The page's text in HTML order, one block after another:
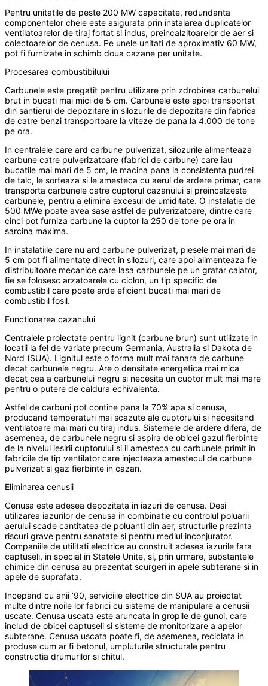
Pentru unitatile de peste 200 MW capacitate, redundanta
componentelor cheie este asigurata prin instalarea duplicatelor
ventilatoarelor de tiraj fortat si indus, preincalzitoarelor de aer si
colectoarelor de cenusa. Pe unele unitati de aproximativ 60 MW,
pot fi furnizate in schimb doua cazane per unitate.
Procesarea combustibilului
Carbunele este pregatit pentru utilizare prin zdrobirea carbunelui
brut in bucati mai mici de 5 cm. Carbunele este apoi transportat
din santierul de depozitare in silozurile de depozitare din fabrica
de catre benzi transportoare la viteze de pana la 4.000 de tone
pe ora.
In centralele care ard carbune pulverizat, silozurile alimenteaza
carbune catre pulverizatoare (fabrici de carbune) care iau
bucatile mai mari de 5 cm, le macina pana la consistenta pudrei
de talc, le sorteaza si le amesteca cu aerul de ardere primar, care
transporta carbunele catre cuptorul cazanului si preincalzeste
carbunele, pentru a elimina excesul de umiditate. O instalatie de
500 MWe poate avea sase astfel de pulverizatoare, dintre care
cinci pot furniza carbune la cuptor la 250 de tone pe ora in
sarcina maxima.
In instalatiile care nu ard carbune pulverizat, piesele mai mari de
5 cm pot fi alimentate direct in silozuri, care apoi alimenteaza fie
distribuitoare mecanice care lasa carbunele pe un gratar calator,
fie se folosesc arzatoarele cu ciclon, un tip specific de
combustibil care poate arde eficient bucati mai mari de
combustibil fosil.
Functionarea cazanului
Centralele proiectate pentru lignit (carbune brun) sunt utilizate in
locatii la fel de variate precum Germania, Australia si Dakota de
Nord (SUA). Lignitul este o forma mult mai tanara de carbune
decat carbunele negru. Are o densitate energetica mai mica
decat cea a carbunelui negru si necesita un cuptor mult mai mare
pentru o putere de caldura echivalenta.
Astfel de carbuni pot contine pana la 70% apa si cenusa,
producand temperaturi mai scazute ale cuptorului si necesitand
ventilatoare mai mari cu tiraj indus. Sistemele de ardere difera, de
asemenea, de carbunele negru si aspira de obicei gazul fierbinte
de la nivelul iesirii cuptorului si il amesteca cu carbunele primit in
fabricile de tip ventilator care injecteaza amestecul de carbune
pulverizat si gaz fierbinte in cazan.
Eliminarea cenusii
Cenusa este adesea depozitata in iazuri de cenusa. Desi
utilizarea iazurilor de cenusa in combinatie cu controlul poluarii
aerului scade cantitatea de poluanti din aer, structurile prezinta
riscuri grave pentru sanatate si pentru mediul inconjurator.
Companiile de utilitati electrice au construit adesea iazurile fara
captuseli, in special in Statele Unite, si, prin urmare, substantele
chimice din cenusa au prezentat scurgeri in apele subterane si in
apele de suprafata.
Incepand cu anii ’90, serviciile electrice din SUA au proiectat
multe dintre noile lor fabrici cu sisteme de manipulare a cenusii
uscate. Cenusa uscata este aruncata in gropile de gunoi, care
includ de obicei captuseli si sisteme de monitorizare a apelor
subterane. Cenusa uscata poate fi, de asemenea, reciclata in
produse cum ar fi betonul, umpluturile structurale pentru
constructia drumurilor si chitul.